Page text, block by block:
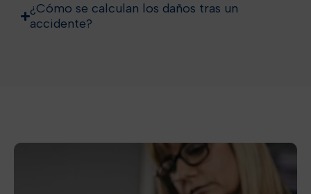
¿Cómo se calculan los daños tras un
accidente?